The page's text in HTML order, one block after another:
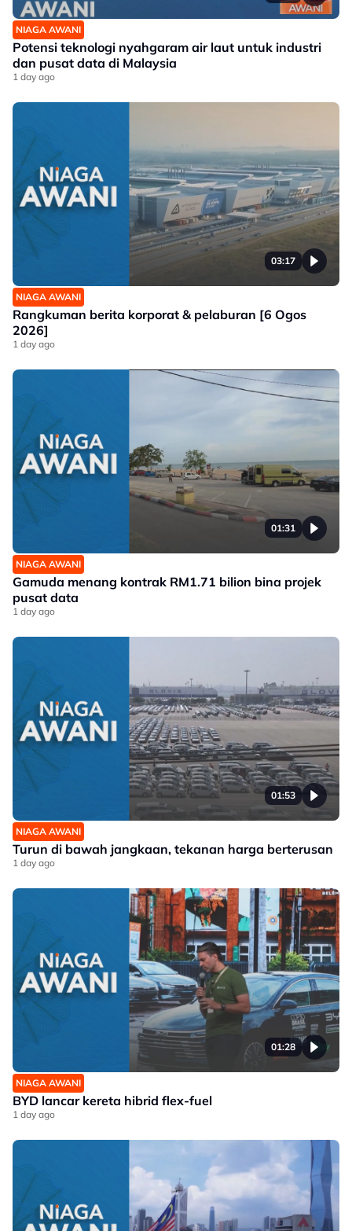
NIAGA AWANI
Potensi teknologi nyahgaram air laut untuk industri
dan pusat data di Malaysia
1 day ago
03:17
NIAGA AWANI
Rangkuman berita korporat & pelaburan [6 Ogos
2026]
1 day ago
01:31
NIAGA AWANI
Gamuda menang kontrak RM1.71 bilion bina projek
pusat data
1 day ago
01:53
NIAGA AWANI
Turun di bawah jangkaan, tekanan harga berterusan
1 day ago
01:28
NIAGA AWANI
BYD lancar kereta hibrid flex-fuel
1 day ago